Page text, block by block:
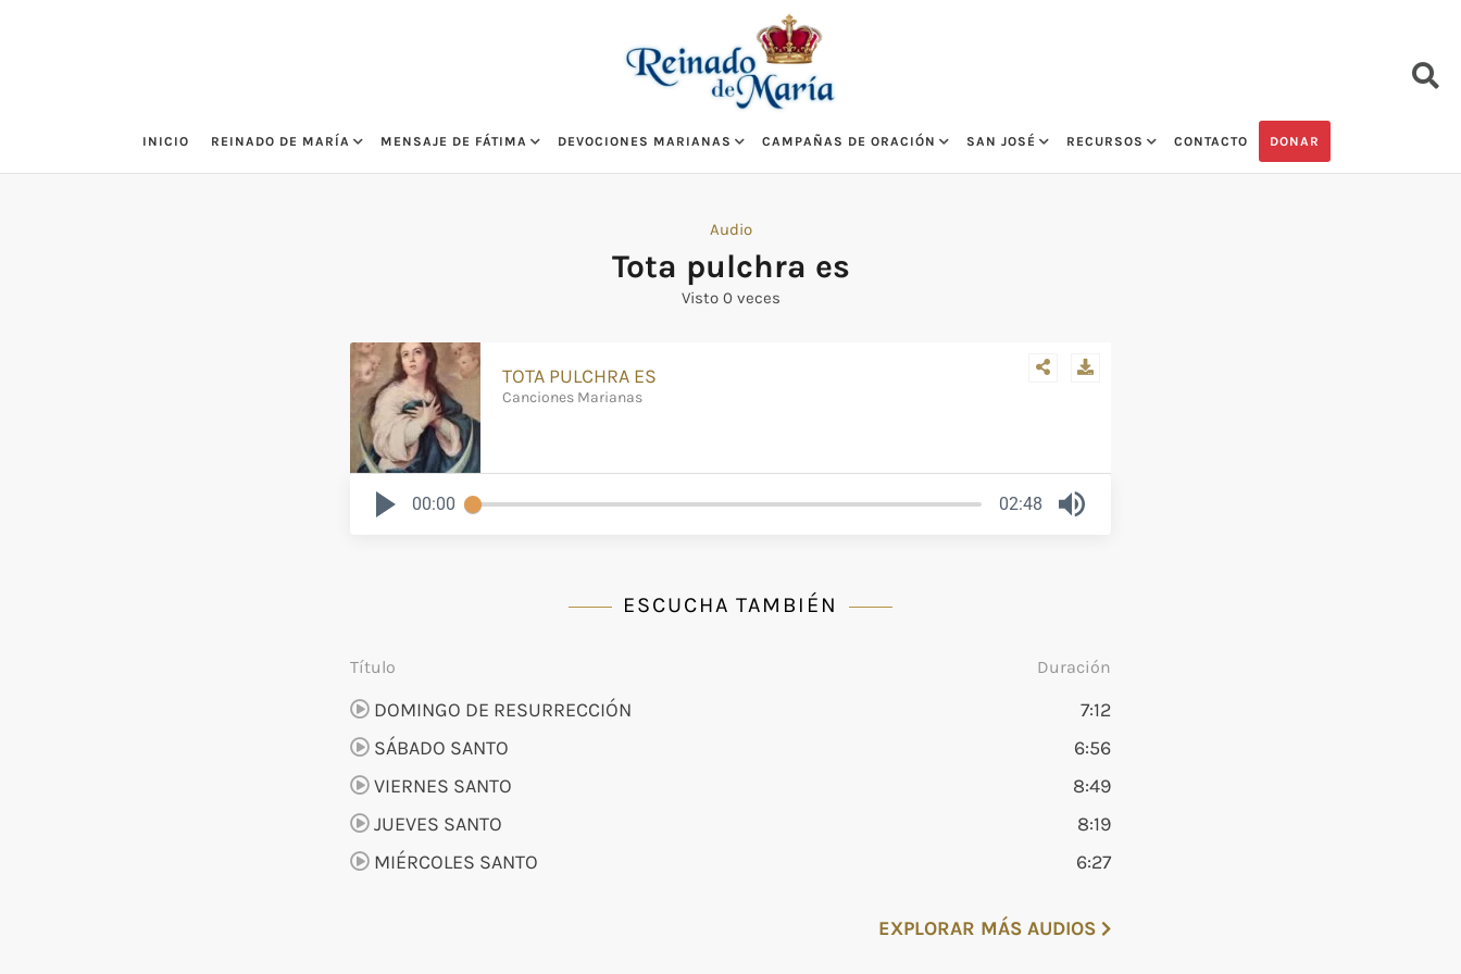
INICIO REINADO DE MARÍA MENSAJE DE FÁTIMA DEVOCIONES MARIANAS CAMPAÑAS DE ORACIÓN SAN JOSÉ RECURSOS CONTACTO DONAR
Audio
Tota pulchra es
Visto 0 veces
TOTA PULCHRA ES
Canciones Marianas
00:00 02:48
ESCUCHA TAMBIÉN
Título Duración
DOMINGO DE RESURRECCIÓN
7:12
SÁBADO SANTO
6:56
VIERNES SANTO
8:49
JUEVES SANTO
8:19
MIÉRCOLES SANTO
6:27
EXPLORAR MÁS AUDIOS